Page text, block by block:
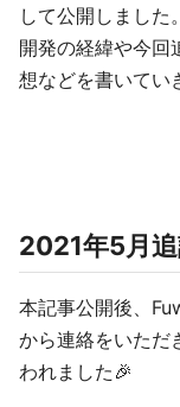
して公開しました。
開発の経緯や今
想などを書いてい
2021年5月
本記事公開後、
から連絡をいただ
われました🎉